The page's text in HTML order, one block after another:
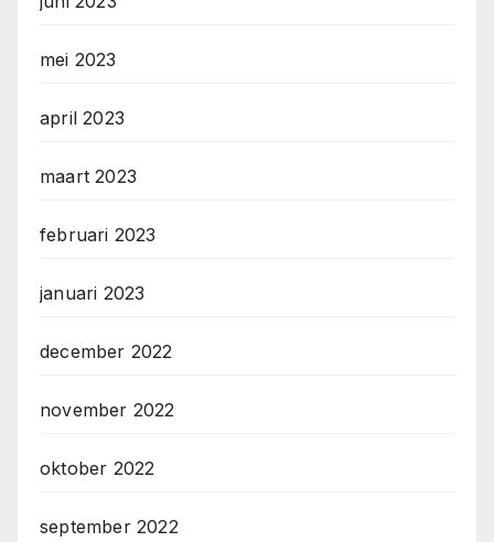
mei 2023
april 2023
maart 2023
februari 2023
januari 2023
december 2022
november 2022
oktober 2022
september 2022